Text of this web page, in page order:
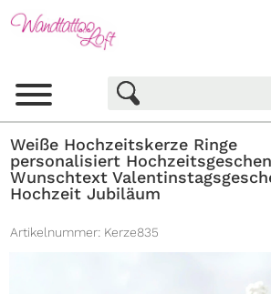
Weiße Hochzeitskerze Ringe
personalisiert
Wunschtext
Hochzeit Jubiläum
Artikelnummer: Kerze835